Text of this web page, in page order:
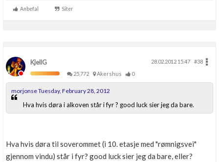
Anbefal Siter
KjellG 28.02.2012 15.47
#38
25,772
Akershus 0
morjonse Tuesday, February 28, 2012
Hva hvis døra i alkoven står i fyr ? good luck sier jeg da bare.
Hva hvis døra til soverommet (i 10. etasje med "rømnigsvei"
gjennom vindu) står i fyr? good luck sier jeg da bare, eller?